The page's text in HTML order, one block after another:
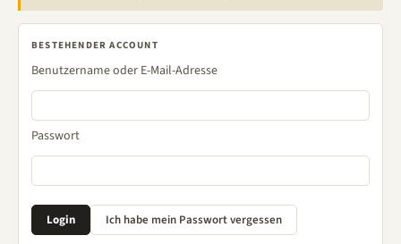
BESTEHENDER ACCOUNT
Benutzername oder E-Mail-Adresse
Passwort